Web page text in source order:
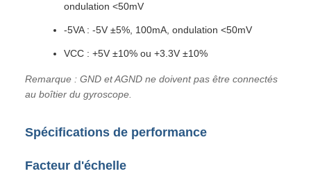
ondulation <50mV
-5VA : -5V ±5%, 100mA, ondulation <50mV
VCC : +5V ±10% ou +3.3V ±10%
Remarque : GND et AGND ne doivent pas être connectés
au boîtier du gyroscope.
Spécifications de performance
Facteur d'échelle